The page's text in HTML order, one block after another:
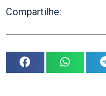
Compartilhe: